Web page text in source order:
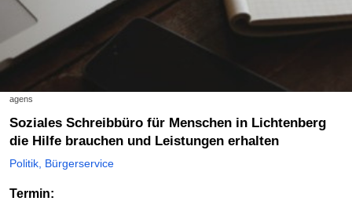
agens
Soziales Schreibbüro für Menschen in Lichtenberg
die Hilfe brauchen und Leistungen erhalten
Politik, Bürgerservice
Termin: